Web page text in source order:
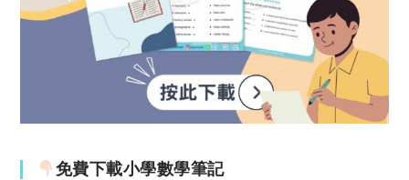
免費下載小學數學筆記